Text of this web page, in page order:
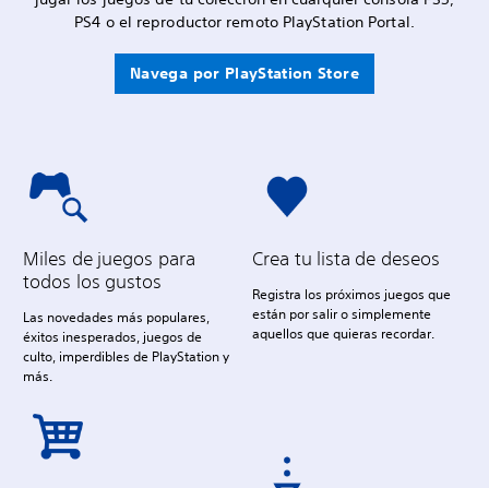
PS4 o el reproductor remoto PlayStation Portal.
Navega por PlayStation Store
Miles de juegos para
todos los gustos
Las novedades más populares,
éxitos inesperados, juegos de
culto, imperdibles de PlayStation y
más.
Crea tu lista de deseos
Registra los próximos juegos que
están por salir o simplemente
aquellos que quieras recordar.